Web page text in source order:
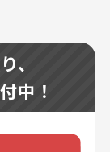
、
中！